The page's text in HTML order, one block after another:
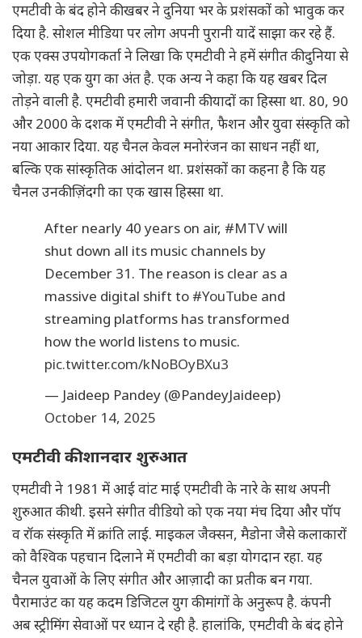
एमटीवी के बंद होने की खबर ने दुनिया भर के प्रशंसकों को भावुक कर
दिया है. सोशल मीडिया पर लोग अपनी पुरानी यादें साझा कर रहे हैं.
एक एक्स उपयोगकर्ता ने लिखा कि एमटीवी ने हमें संगीत की दुनिया से
जोड़ा. यह एक युग का अंत है. एक अन्य ने कहा कि यह खबर दिल
तोड़ने वाली है. एमटीवी हमारी जवानी की यादों का हिस्सा था. 80, 90
और 2000 के दशक में एमटीवी ने संगीत, फैशन और युवा संस्कृति को
नया आकार दिया. यह चैनल केवल मनोरंजन का साधन नहीं था,
बल्कि एक सांस्कृतिक आंदोलन था. प्रशंसकों का कहना है कि यह
चैनल उनकी ज़िंदगी का एक खास हिस्सा था.
After nearly 40 years on air, #MTVwill
shut down all its music channels by
December 31. The reason is clear as a
massive digital shift to #YouTube and
streaming platforms has transformed
how the world listens to music.
pic.twitter.com/kNoBOyBXu3
— Jaideep Pandey (@PandeyJaideep)
October 14, 2025
एमटीवी की शानदार शुरुआत
एमटीवी ने 1981 में आई वांट माई एमटीवी के नारे के साथ अपनी
शुरुआत की थी. इसने संगीत वीडियो को एक नया मंच दिया और पॉप
व रॉक संस्कृति में क्रांति लाई. माइकल जैक्सन, मैडोना जैसे कलाकारों
को वैश्विक पहचान दिलाने में एमटीवी का बड़ा योगदान रहा. यह
चैनल युवाओं के लिए संगीत और आज़ादी का प्रतीक बन गया.
पैरामाउंट का यह कदम डिजिटल युग की मांगों के अनुरूप है. कंपनी
अब स्ट्रीमिंग सेवाओं पर ध्यान दे रही है. हालांकि, एमटीवी के बंद होने